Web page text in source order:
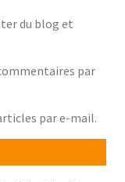
du blog et
par
par e-mail.